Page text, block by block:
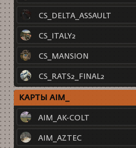
CS_DELTA_ASSAULT
CS_ITALY2
CS_MANSION
CS_RATS2_FINAL2
КАРТЫ AIM_
AIM_AK-COLT
AIM_AZTEC